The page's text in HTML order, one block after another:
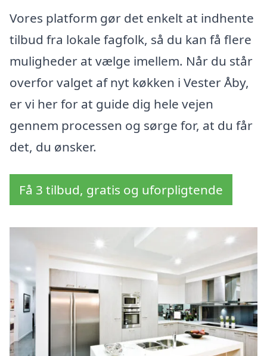
Vores platform gør det enkelt at indhente
tilbud fra lokale fagfolk, så du kan få flere
muligheder at vælge imellem. Når du står
overfor valget af nyt køkken i Vester Åby,
er vi her for at guide dig hele vejen
gennem processen og sørge for, at du får
det, du ønsker.
Få 3 tilbud, gratis og uforpligtende